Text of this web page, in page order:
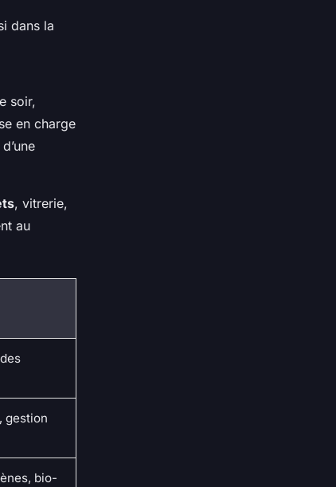
dans la
soir,
en charge
, vitrerie,
au
gestion
bio-